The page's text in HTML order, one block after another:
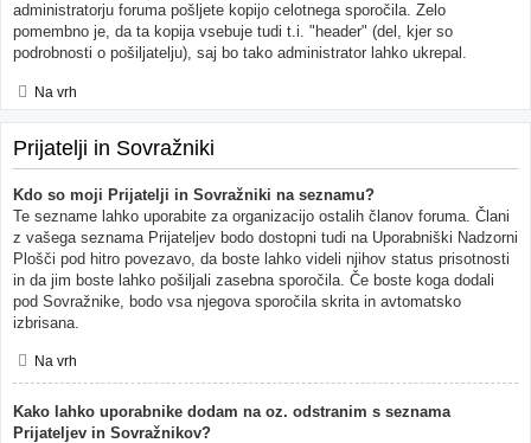
administratorju foruma pošljete kopijo celotnega sporočila. Zelo
pomembno je, da ta kopija vsebuje tudi t.i. "header" (del, kjer so
podrobnosti o pošiljatelju), saj bo tako administrator lahko ukrepal.
Na vrh
Prijatelji in Sovražniki
Kdo so moji Prijatelji in Sovražniki na seznamu?
Te sezname lahko uporabite za organizacijo ostalih članov foruma. Člani
z vašega seznama Prijateljev bodo dostopni tudi na Uporabniški Nadzorni
Plošči pod hitro povezavo, da boste lahko videli njihov status prisotnosti
in da jim boste lahko pošiljali zasebna sporočila. Če boste koga dodali
pod Sovražnike, bodo vsa njegova sporočila skrita in avtomatsko
izbrisana.
Na vrh
Kako lahko uporabnike dodam na oz. odstranim s seznama
Prijateljev in Sovražnikov?